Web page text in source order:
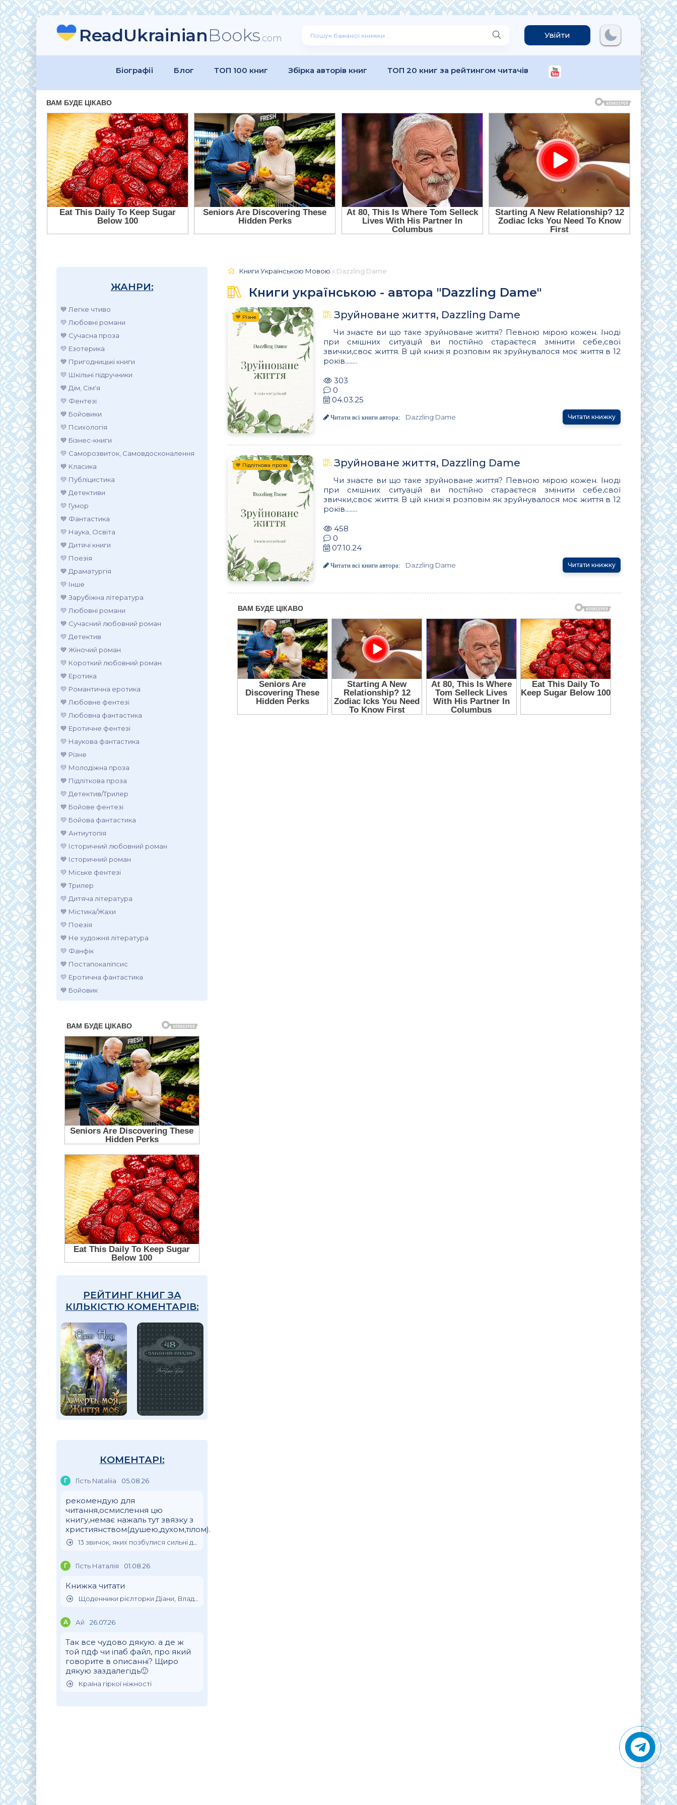
ReadUkrainianBooks.com Увійти
Біографії Блог ТОП 100 книг Збірка авторів книг ТОП 20 книг за рейтингом читачів
ЖАНРИ:
💙 Легке чтиво
💛 Любовні романи
💙 Сучасна проза
💛 Езотерика
💙 Пригодницькі книги
💛 Шкільні підручники
💙 Дім, Сім'я
💛 Фентезі
💙 Бойовики
💛 Психологія
💙 Бізнес-книги
💛 Саморозвиток, Самовдосконалення
💙 Класика
💛 Публіцистика
💙 Детективи
💛 Гумор
💙 Фантастика
💛 Наука, Освіта
💙 Дитячі книги
💛 Поезія
💙 Драматургія
💛 Інше
💙 Зарубіжна література
💛 Любовні романи
💙 Сучасний любовний роман
💛 Детектив
💙 Жіночий роман
💛 Короткий любовний роман
💙 Еротика
💛 Романтична еротика
💙 Любовне фентезі
💛 Любовна фантастика
💙 Еротичне фентезі
💛 Наукова фантастика
💙 Різне
💛 Молодіжна проза
💙 Підліткова проза
💛 Детектив/Трилер
💙 Бойове фентезі
💛 Бойова фантастика
💙 Антиутопія
💛 Історичний любовний роман
💙 Історичний роман
💛 Міське фентезі
💙 Трилер
💛 Дитяча література
💙 Містика/Жахи
💛 Поезія
💙 Не художня література
💛 Фанфік
💙 Постапокаліпсис
💛 Еротична фантастика
💙 Бойовик
РЕЙТИНГ КНИГ ЗА
КІЛЬКІСТЮ КОМЕНТАРІВ:
КОМЕНТАРІ:
Г Гість Nataliia 05.08.26
рекомендую для
читання,осмислення цю
книгу,немає нажаль тут звязку з
християнством(душею,духом,тілом).
13 звичок, яких позбулися сильні духом люди
Г Гість Наталія 01.08.26
Книжка читати
Щоденники рієлторки Діани, Влада Клімова
А Ай 26.07.26
Так все чудово дякую. а де ж
той пдф чи іпаб файл, про який
говорите в описанні? Щиро
дякую заздалегідь🙂
Країна гіркої ніжності
Книги Українською Мовою » Dazzling Dame
Книги українською - автора "Dazzling Dame"
💙 Різне Зруйноване життя, Dazzling Dame
Чи знаєте ви що таке зруйноване життя? Певною мірою кожен. Іноді
при смішних ситуацій ви постійно стараєтеся змінити себе,свої
звички,своє життя. В цій книзі я розповім як зруйнувалося моє життя в 12
років........
303
0
04.03.25
Читати всі книги автора: Dazzling Dame Читати книжку
💙 Підліткова проза Зруйноване життя, Dazzling Dame
Чи знаєте ви що таке зруйноване життя? Певною мірою кожен. Іноді
при смішних ситуацій ви постійно стараєтеся змінити себе,свої
звички,своє життя. В цій книзі я розповім як зруйнувалося моє життя в 12
років........
458
0
07.10.24
Читати всі книги автора: Dazzling Dame Читати книжку